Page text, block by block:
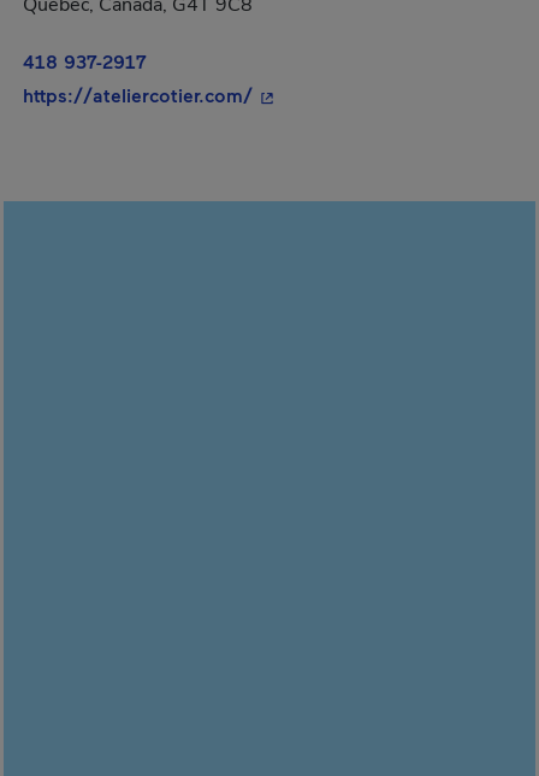
418 937-2917
https://ateliercotier.com/- Cet hyperlien s'ouvrira dans